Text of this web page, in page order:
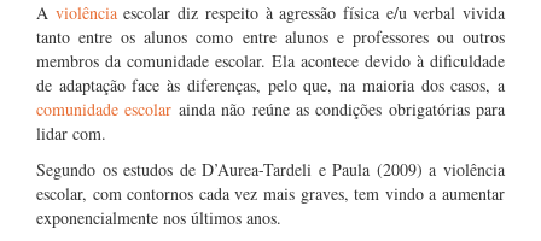
A violênciaescolar diz respeito à agressão física e/u verbal vivida
tanto entre os alunos como entre alunos e professores ou outros
membros da comunidade escolar. Ela acontece devido à dificuldade
de adaptação face às diferenças, pelo que, na maioria dos casos, a
comunidade escolar ainda não reúne as condições obrigatórias para
lidar com.
Segundo os estudos de D’Aurea-Tardeli e Paula (2009) a violência
escolar, com contornos cada vez mais graves, tem vindo a aumentar
exponencialmente nos últimos anos.